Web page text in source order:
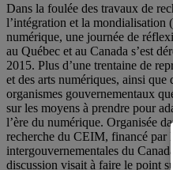
Dans la foulée des travaux de
l’intégration et la
numérique, une journée de
au Québec et au Canada s’est
2015. Plus d’une trentaine de
et des arts numériques, ainsi
organismes gouvernementaux
sur les moyens à prendre pour
l’ère du numérique. Organisée
recherche du CEIM, financé par
intergouvernementales du
discussion visait à faire le point